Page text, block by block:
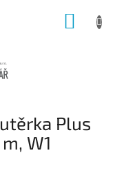
Plus
W1